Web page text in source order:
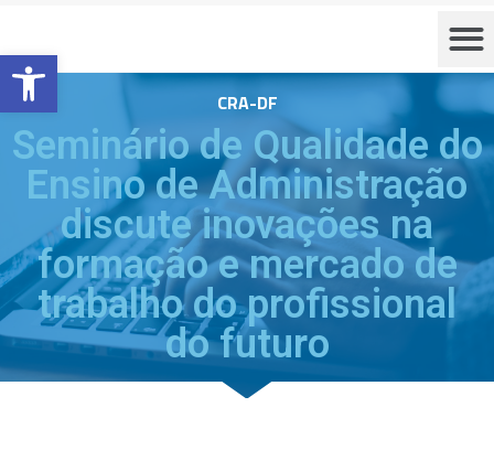
Barra de Ferramentas Aberta
CRA-DF
Seminário de Qualidade do
Ensino de Administração
discute inovações na
formação e mercado de
trabalho do profissional
do futuro